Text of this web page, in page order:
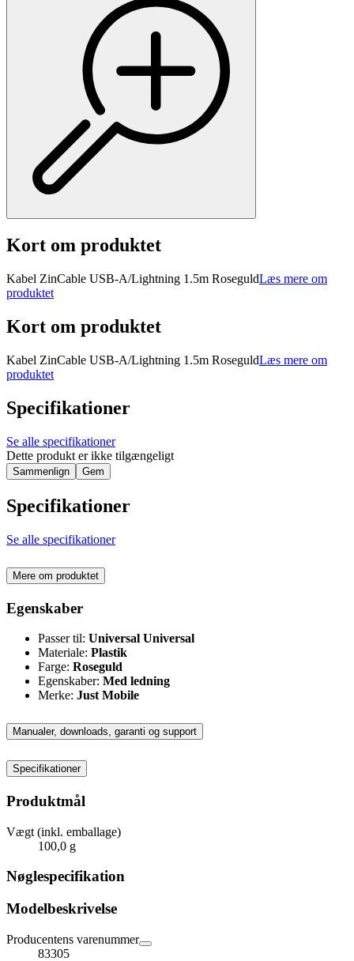
Kort om produktet
Kabel ZinCable USB-A/Lightning 1.5m RoseguldLæs mere om
produktet
Kort om produktet
Kabel ZinCable USB-A/Lightning 1.5m RoseguldLæs mere om
produktet
Specifikationer
Se alle specifikationer
Dette produkt er ikke tilgængeligt
Sammenlign Gem
Specifikationer
Se alle specifikationer
Mere om produktet
Egenskaber
Passer til: Universal Universal
Materiale: Plastik
Farge: Roseguld
Egenskaber: Med ledning
Merke: Just Mobile
Manualer, downloads, garanti og support
Specifikationer
Produktmål
Vægt (inkl. emballage)
100,0 g
Nøglespecifikation
Modelbeskrivelse
Producentens varenummer
83305